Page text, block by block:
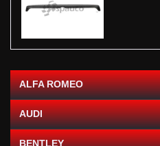
ALFA ROMEO
AUDI
BENTLEY